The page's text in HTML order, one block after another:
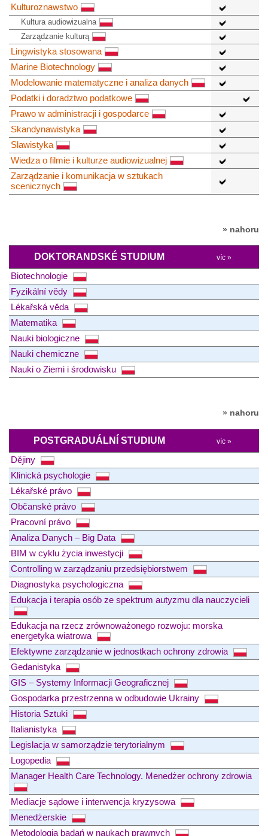
Kulturoznawstwo
Kultura audiowizualna
Zarządzanie kulturą
Lingwistyka stosowana
Marine Biotechnology
Modelowanie matematyczne i analiza danych
Podatki i doradztwo podatkowe
Prawo w administracji i gospodarce
Skandynawistyka
Slawistyka
Wiedza o filmie i kulturze audiowizualnej
Zarządzanie i komunikacja w sztukach
scenicznych
» nahoru
DOKTORANDSKÉ STUDIUM víc »
Biotechnologie
Fyzikální vědy
Lékařská věda
Matematika
Nauki biologiczne
Nauki chemiczne
Nauki o Ziemi i środowisku
» nahoru
POSTGRADUÁLNÍ STUDIUM víc »
Dějiny
Klinická psychologie
Lékařské právo
Občanské právo
Pracovní právo
Analiza Danych – Big Data
BIM w cyklu życia inwestycji
Controlling w zarządzaniu przedsiębiorstwem
Diagnostyka psychologiczna
Edukacja i terapia osób ze spektrum autyzmu dla nauczycieli
Edukacja na rzecz zrównoważonego rozwoju: morska
energetyka wiatrowa
Efektywne zarządzanie w jednostkach ochrony zdrowia
Gedanistyka
GIS – Systemy Informacji Geograficznej
Gospodarka przestrzenna w odbudowie Ukrainy
Historia Sztuki
Italianistyka
Legislacja w samorządzie terytorialnym
Logopedia
Manager Health Care Technology. Menedżer ochrony zdrowia
Mediacje sądowe i interwencja kryzysowa
Menedżerskie
Metodologia badań w naukach prawnych